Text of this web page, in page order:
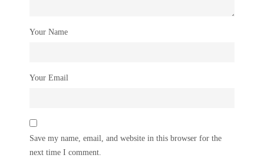
Your Name
Your Email
Save my name, email, and website in this browser for the
next time I comment.